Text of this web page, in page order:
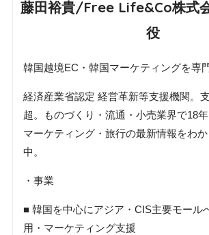
藤田裕貴/Free Life&Co株式
役
韓国越境EC・韓国マーケティングを専
経済産業省認定 経営革新等支援機関。
超。ものづくり・流通・小売業界で18年
マーケティング・旅行の最新情報をわ
中。
・事業
■ 韓国を中心にアジア・CIS主要モール
用・マーケティング支援